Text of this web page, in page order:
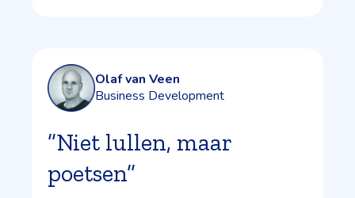
Olaf van Veen
Business Development
”Niet lullen, maar
poetsen”